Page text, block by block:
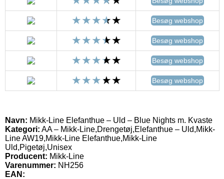
Besøg webshop
Besøg webshop
Besøg webshop
Besøg webshop
Navn: Mikk-Line Elefanthue – Uld – Blue Nights m. Kvaste
Kategori: AA – Mikk-Line,Drengetøj,Elefanthue – Uld,Mikk-
Line AW19,Mikk-Line Elefanthue,Mikk-Line
Uld,Pigetøj,Unisex
Producent: Mikk-Line
Varenummer: NH256
EAN: